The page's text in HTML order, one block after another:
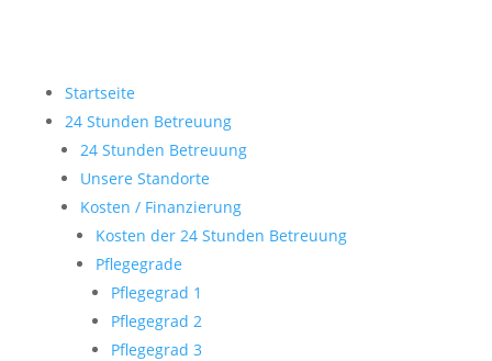
Startseite
24 Stunden Betreuung
24 Stunden Betreuung
Unsere Standorte
Kosten / Finanzierung
Kosten der 24 Stunden Betreuung
Pflegegrade
Pflegegrad 1
Pflegegrad 2
Pflegegrad 3